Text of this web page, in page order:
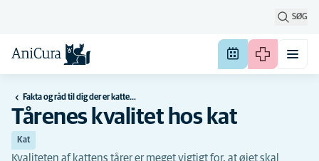
SØG
Fakta og råd til dig der er katteejer
Tårenes kvalitet hos kat
Kat
Kvaliteten af ​​kattens tårer er meget vigtigt for, at øjet skal